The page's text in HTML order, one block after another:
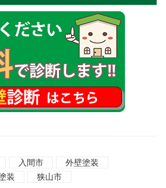
入間市
外壁塗装
装 狭山市